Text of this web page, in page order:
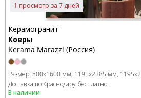
1 просмотр за 7 дней
Керамогранит
Ковры
Kerama Marazzi (Россия)
Размер: 800x1600 мм 1195x2385 мм
Доставка по Краснодару бесплатно
В наличии